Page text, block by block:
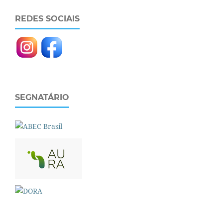
REDES SOCIAIS
SEGNATÁRIO